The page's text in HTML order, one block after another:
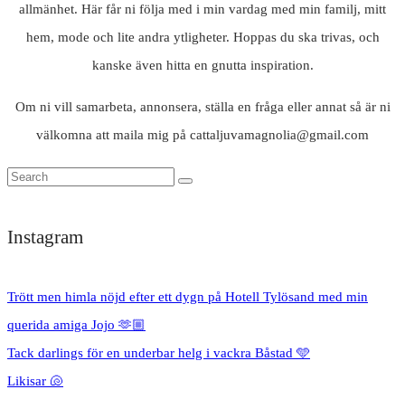
allmänhet. Här får ni följa med i min vardag med min familj, mitt
hem, mode och lite andra ytligheter. Hoppas du ska trivas, och
kanske även hitta en gnutta inspiration.
Om ni vill samarbeta, annonsera, ställa en fråga eller annat så är ni
välkomna att maila mig på cattaljuvamagnolia@gmail.com
Instagram
Trött men himla nöjd efter ett dygn på Hotell Tylösand med min
querida amiga Jojo 🫶🏼
Tack darlings för en underbar helg i vackra Båstad 🩵
Likisar 🐚